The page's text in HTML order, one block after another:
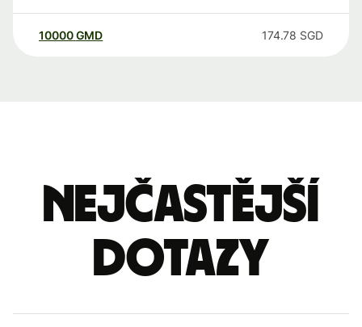
10000 GMD 174.78 SGD
Nejčastější
dotazy